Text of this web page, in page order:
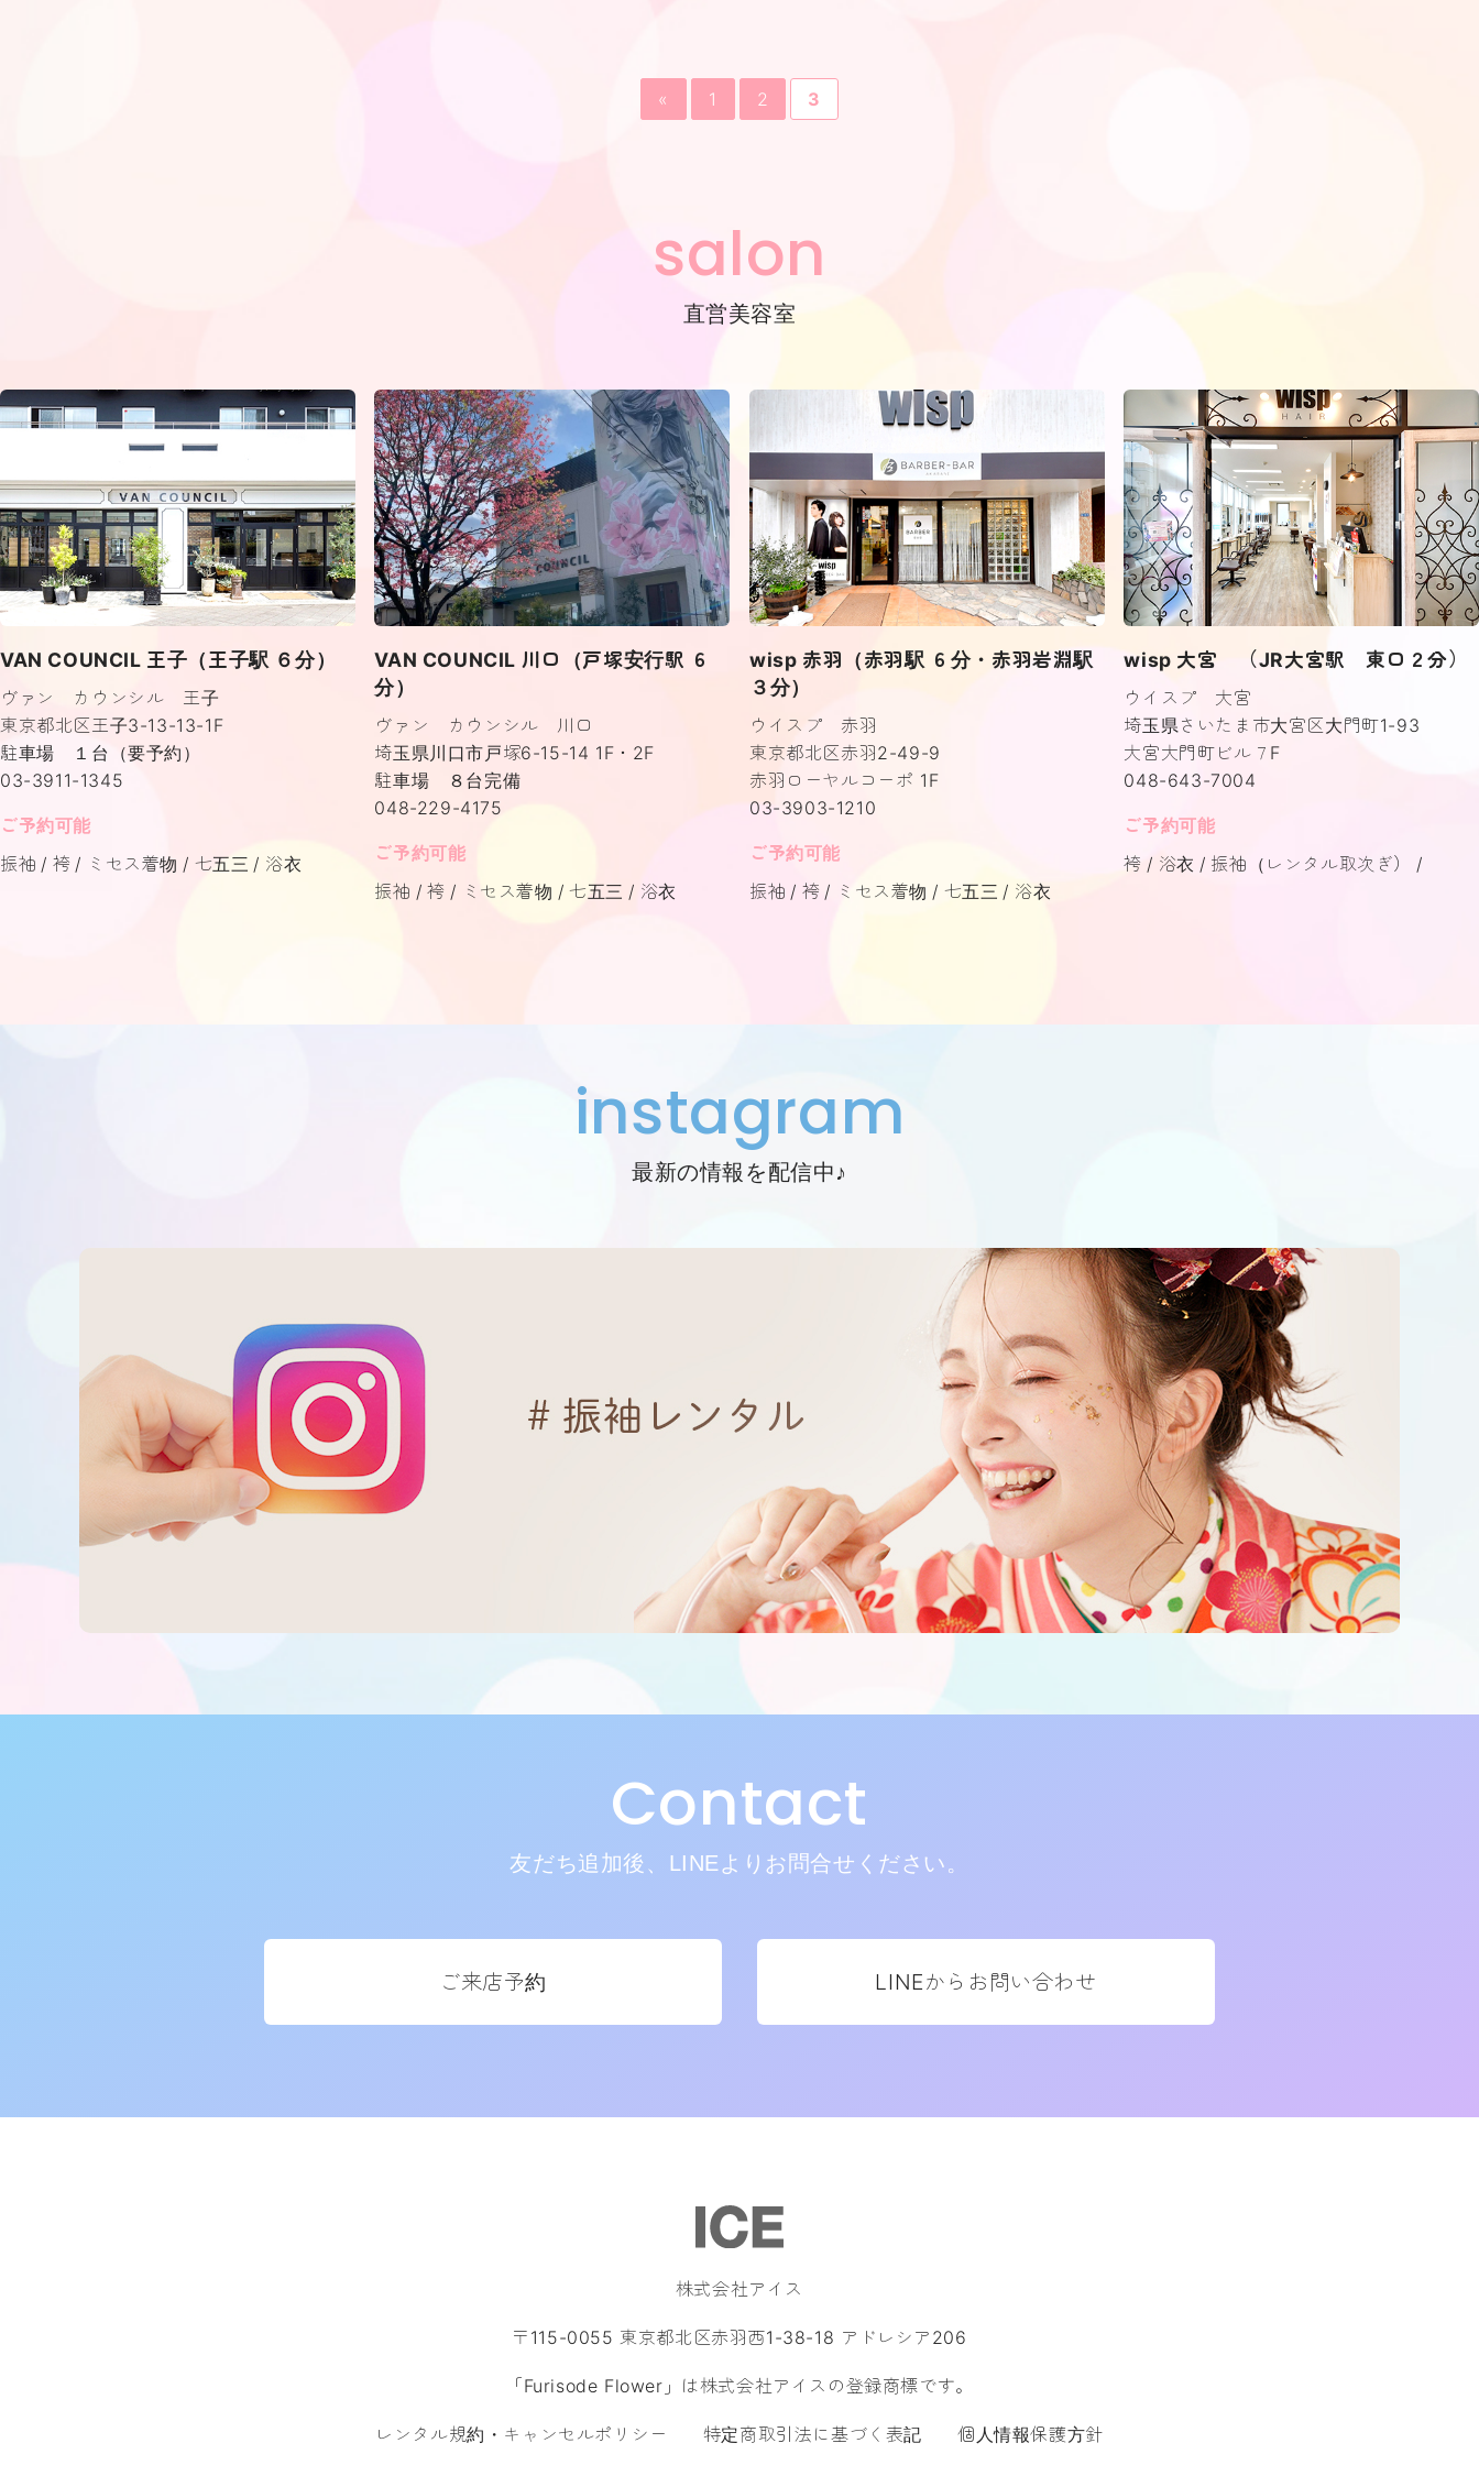
« 1 2 3
salon
直営美容室
VAN COUNCIL 王子（王子駅 ６分）
ヴァン カウンシル 王子
東京都北区王子3-13-13-1F
駐車場 １台（要予約）
03-3911-1345
ご予約可能
振袖
袴 ミセス着物 七五三 浴衣
VAN COUNCIL 川口（戸塚安行駅 ６
分）
ヴァン カウンシル 川口
埼玉県川口市戸塚6-15-14 1F・2F
駐車場 ８台完備
048-229-4175
ご予約可能
振袖
袴 ミセス着物 七五三 浴衣
wisp 赤羽（赤羽駅 ６分・赤羽岩淵駅
３分）
ウイスプ 赤羽
東京都北区赤羽2-49-9
赤羽ローヤルコーポ 1F
03-3903-1210
ご予約可能
振袖
袴 ミセス着物 七五三 浴衣
wisp 大宮 （JR大宮駅 東口２分）
ウイスプ 大宮
埼玉県さいたま市大宮区大門町1-93
大宮大門町ビル７F
048-643-7004
ご予約可能
袴
浴衣 振袖（レンタル取次ぎ）
instagram
最新の情報を配信中♪
Contact
友だち追加後、LINEよりお問合せください。
ご来店予約 LINEからお問い合わせ
株式会社アイス
〒115-0055 東京都北区赤羽西1-38-18 アドレシア206
「Furisode Flower」は株式会社アイスの登録商標です。
レンタル規約・キャンセルポリシー 特定商取引法に基づく表記 個人情報保護方針